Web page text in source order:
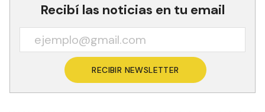
Recibí las noticias en tu email
RECIBIR NEWSLETTER